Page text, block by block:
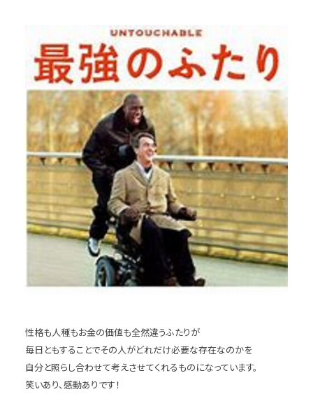
性格も人種もお金の価値も全然違うふたりが
毎日ともすることでその人がどれだけ必要な存在なのかを
自分と照らし合わせて考えさせてくれるものになっています。
笑いあり、感動ありです！